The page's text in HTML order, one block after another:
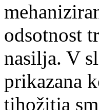
odsotnost
nasilja. V
prikazana
tihožitja